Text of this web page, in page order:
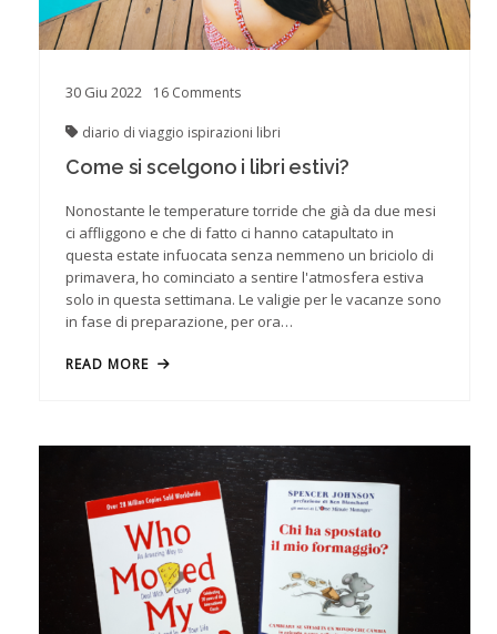
30 Giu 2022 16 Comments
diario di viaggio ispirazioni libri
Come si scelgono i libri estivi?
Nonostante le temperature torride che già da due mesi
ci affliggono e che di fatto ci hanno catapultato in
questa estate infuocata senza nemmeno un briciolo di
primavera, ho cominciato a sentire l'atmosfera estiva
solo in questa settimana. Le valigie per le vacanze sono
in fase di preparazione, per ora…
READ MORE